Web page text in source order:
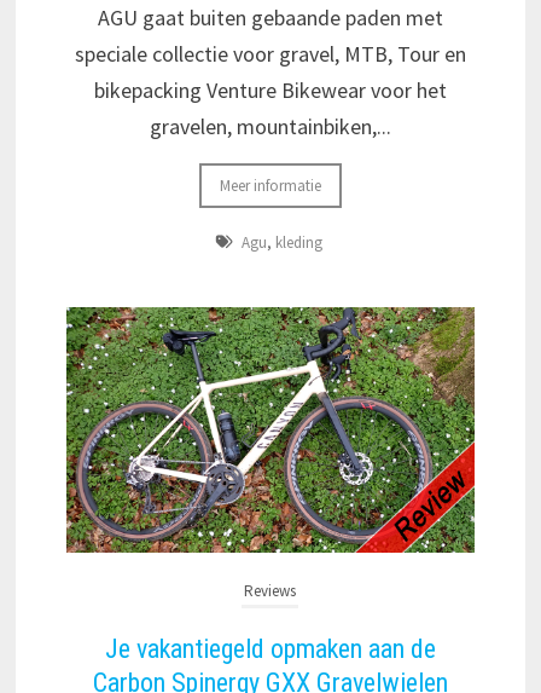
AGU gaat buiten gebaande paden met
speciale collectie voor gravel, MTB, Tour en
bikepacking Venture Bikewear voor het
gravelen, mountainbiken,...
Meer informatie
Agu, kleding
Reviews
Je vakantiegeld opmaken aan de
Carbon Spinergy GXX Gravelwielen